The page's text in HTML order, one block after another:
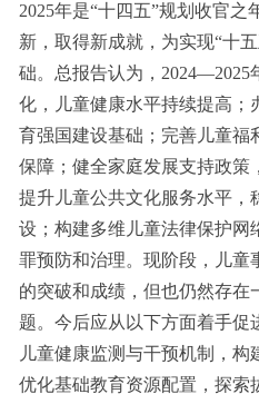
2025年是“十四五”规划收官之
新，取得新成就，为实现“十
础。总报告认为，2024—2025
化，儿童健康水平持续提高；
育强国建设基础；完善儿童福
保障；健全家庭发展支持政策
提升儿童公共文化服务水平，
设；构建多维儿童法律保护网
罪预防和治理。现阶段，儿童
的突破和成绩，但也仍然存在
题。今后应从以下方面着手促
儿童健康监测与干预机制，构
优化基础教育资源配置，探索